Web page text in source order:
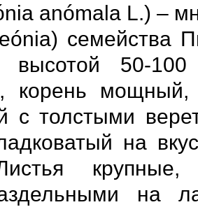
anómala L.) –
семейства
высотой 50-
корень мощный,
с толстыми
на
крупные,
на